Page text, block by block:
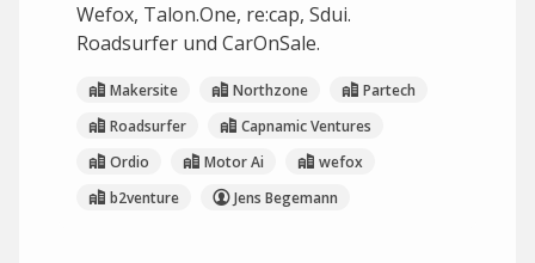
Wefox, Talon.One, re:cap, Sdui.
Roadsurfer und CarOnSale.
Makersite Northzone
Partech
Roadsurfer
Capnamic Ventures
Ordio
Motor Ai
wefox
b2venture
Jens Begemann